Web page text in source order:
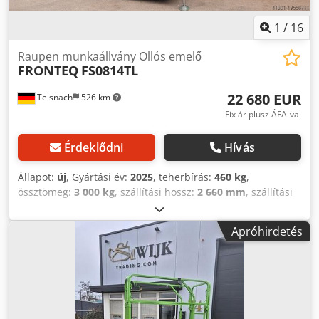
1 / 16
Teisnach 526 km
Raupen munkaállvány Ollós emelő
FRONTEQ FS0814TL
22 680 EUR
Fix ár plusz ÁFA-val
Érdeklődni Hívás
Állapot: új, Gyártási év: 2025, teherbírás: 460 kg,
össztömeg: 3 000 kg, szállítási hossz: 2 660 mm, szállítási
, szállítási magasság:
építési magasság:2 440 mm, Ollós emelő terepre –
lánctalpas emelő automatikus szintezéssel. FRONTEQ
Típus: FS0814TL Teherbírás: 460 kg Platform
meghosszabbítás teherbírása: 120 kg Platform méretek:
2,25 x 1,16 m Platform kihúzható: +0,90 m Szállítási
méretek: 2,66 x 1,61 m Magasság: 2,44 m Lehajtott korláttal
magasság: 1,89 m Súly (kb.): 3000 kg Dcjdjwy Iniepfx Aamok
Apróhirdetés